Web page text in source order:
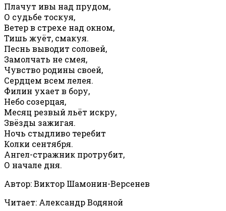
Плачут ивы над прудом,
О судьбе тоскуя,
Ветер в стрехе над окном,
Тишь жуёт, смакуя.
Песнь выводит соловей,
Замолчать не смея,
Чувство родины своей,
Сердцем всем лелея.
Филин ухает в бору,
Небо созерцая,
Месяц резвый льёт искру,
Звёзды зажигая.
Ночь стыдливо теребит
Колки сентября.
Ангел-стражник протрубит,
О начале дня.
Автор: Виктор Шамонин-Версенев
Читает: Александр Водяной